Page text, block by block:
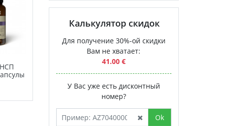
Калькулятор скидок
Для получение 30%-ой скидки
Вам не хватает:
41.00 €
У Вас уже есть дисконтный
номер?
Ok
Соевый лецитин
капсулы NSP
43.00 €